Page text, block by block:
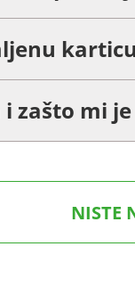
zašto mi
NISTE